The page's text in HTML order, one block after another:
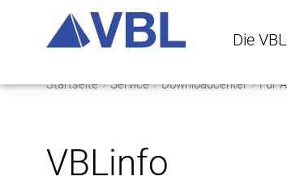
Die VBL
Die VBL
Startseite Service Downloadcenter Für
VBLinfo